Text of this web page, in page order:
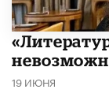
19 ИЮНЯ